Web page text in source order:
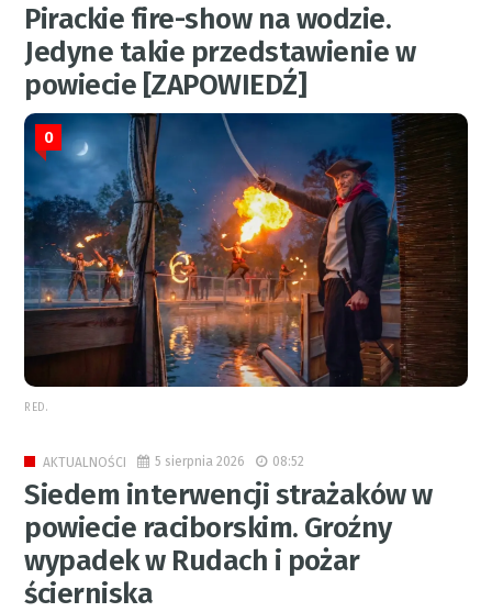
Pirackie fire-show na wodzie.
Jedyne takie przedstawienie w
powiecie [ZAPOWIEDŹ]
0
RED.
AKTUALNOŚCI 5 sierpnia 2026 08:52
Siedem interwencji strażaków w
powiecie raciborskim. Groźny
wypadek w Rudach i pożar
ścierniska